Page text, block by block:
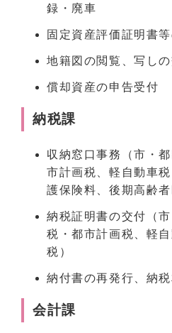
録・廃車
固定資産評価証明書
地籍図の閲覧、写し
償却資産の申告受付
納税課
収納窓口事務（市・
市計画税、軽自動車
護保険料、後期高齢者
納税証明書の交付（
税・都市計画税、軽
税）
納付書の再発行、納
会計課